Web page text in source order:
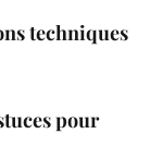
techniques
pour